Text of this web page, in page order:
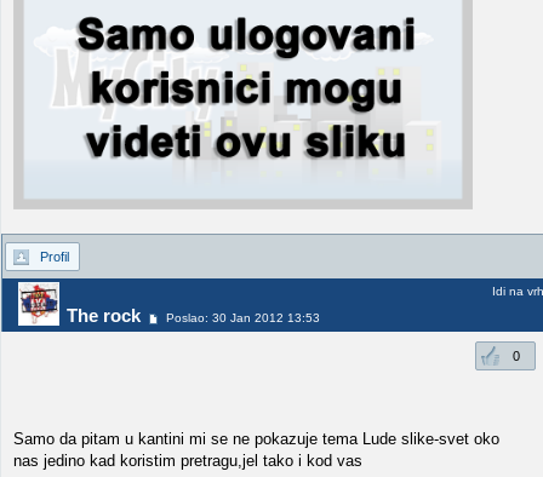
Profil
The rock Poslao: 30 Jan 2012 13:53
Idi na vrh
0
Samo da pitam u kantini mi se ne pokazuje tema Lude slike-svet oko
nas jedino kad koristim pretragu,jel tako i kod vas